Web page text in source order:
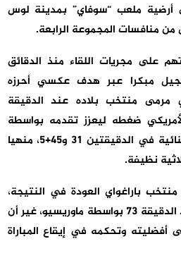
أرضية ملعب “سوفاي” بمدينة لوس
من منافسات المجموعة الرابعة.
على مجريات اللقاء منذ الدقائق
مبكرا عبر هدف عكسي أحرزه
مرمى منتخب بلاده عند الدقيقة
ضغطه ليعزز تقدمه بواسطة
فولارين بالوغون الذي وقع ثنائية في الدقيقتين 31 و45+5، منهيا
نظيفة.
باراغواي العودة في النتيجة،
ونجح في تقليص الفارق عند الدقيقة 73 بواسطة ماوريسيو، غير أن
أفضليته وتحكمه في إيقاع المباراة